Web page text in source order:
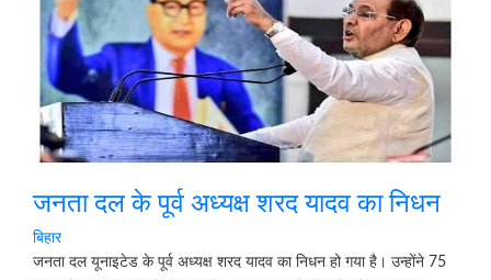
जनता दल के पूर्व अध्यक्ष शरद यादव का निधन
बिहार
जनता दल यूनाइटेड के पूर्व अध्यक्ष शरद यादव का निधन हो गया है। उन्होंने 75